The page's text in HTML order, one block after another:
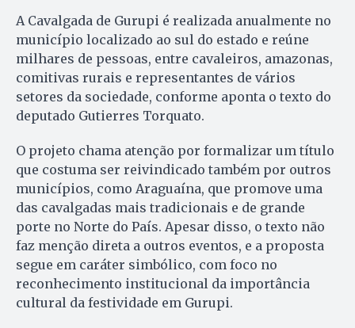
A Cavalgada de Gurupi é realizada anualmente no
município localizado ao sul do estado e reúne
milhares de pessoas, entre cavaleiros, amazonas,
comitivas rurais e representantes de vários
setores da sociedade, conforme aponta o texto do
deputado Gutierres Torquato.
O projeto chama atenção por formalizar um título
que costuma ser reivindicado também por outros
municípios, como Araguaína, que promove uma
das cavalgadas mais tradicionais e de grande
porte no Norte do País. Apesar disso, o texto não
faz menção direta a outros eventos, e a proposta
segue em caráter simbólico, com foco no
reconhecimento institucional da importância
cultural da festividade em Gurupi.